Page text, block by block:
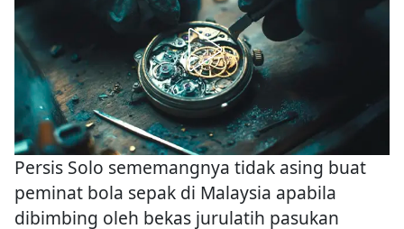
Persis Solo sememangnya tidak asing buat
peminat bola sepak di Malaysia apabila
dibimbing oleh bekas jurulatih pasukan